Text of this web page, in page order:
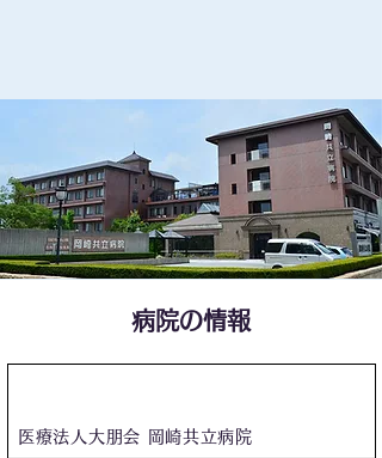
病院の情報
医療法人大朋会 岡崎共立病院